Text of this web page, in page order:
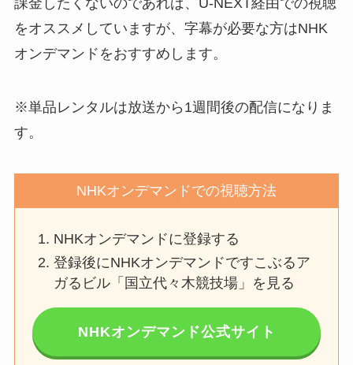
課金したくないのであれば、U-NEXT経由での視聴
をオススメしていますが、字幕が必要な方はNHK
オンデマンドをおすすめします。
※単品レンタルは放送から1週間後の配信になりま
す。
NHKオンデマンドでの視聴方法
NHKオンデマンドに登録する
登録後にNHKオンデマンドですこぶるア
ガるビル「国立代々木競技場」を見る
NHKオンデマンド公式サイト